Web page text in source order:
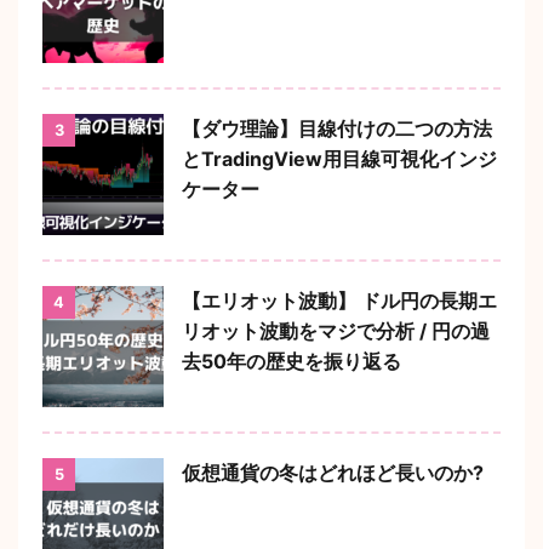
3
【ダウ理論】目線付けの二つの方法
とTradingView用目線可視化インジ
ケーター
4
【エリオット波動】 ドル円の長期エ
リオット波動をマジで分析 / 円の過
去50年の歴史を振り返る
5 仮想通貨の冬はどれほど長いのか?